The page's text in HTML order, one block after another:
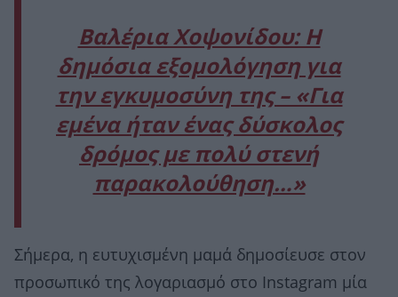
Βαλέρια Χοψονίδου: H
δημόσια εξομολόγηση για
την εγκυμοσύνη της – «Για
εμένα ήταν ένας δύσκολος
δρόμος με πολύ στενή
παρακολούθηση…»
Σήμερα, η ευτυχισμένη μαμά δημοσίευσε στον
προσωπικό της λογαριασμό στο Instagram μία